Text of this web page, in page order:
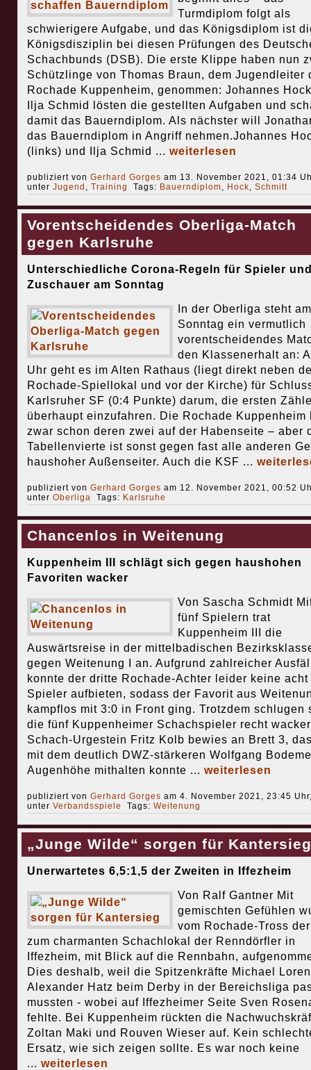
Turmdiplom folgt als
schwierigere Aufgabe, und das Königsdiplom ist
Königsdisziplin bei diesen Prüfungen des
Schachbunds (DSB). Die erste Klippe haben nun
Schützlinge von Thomas Braun, dem Jugendleiter
Rochade Kuppenheim, genommen: Johannes
Ilja Schmid lösten die gestellten Aufgaben und
damit das Bauerndiplom. Als nächster will
das Bauerndiplom in Angriff nehmen.Johannes
(links) und Ilja Schmid ... weiterlesen
publiziert von Gerhard Gorges am 13. November 2021, 01:34
unter Jugend , Training Tags: Bauerndiplom, Hock, Schmitt
Vorentscheidendes Oberliga-Match
gegen Karlsruhe
Unterschiedliche Corona-Regeln für Spieler
Zuschauer am Sonntag
In der Oberliga steht am
Sonntag ein vermutlich
vorentscheidendes
den Klassenerhalt an:
Uhr geht es im Alten Rathaus (liegt direkt neben
Rochade-Spiellokal und vor der Kirche) für
Karlsruher SF (0:4 Punkte) darum, die ersten
überhaupt einzufahren. Die Rochade Kuppenheim
zwar schon deren zwei auf der Habenseite – aber
Tabellenvierte ist sonst gegen fast alle anderen
haushoher Außenseiter. Auch die KSF ...
publiziert von Gerhard Gorges am 12. November 2021, 00:52
unter Oberliga Tags: Karlsruhe
Chancenlos in Weitenung
Kuppenheim III schlägt sich gegen haushohen
Favoriten wacker
Von Sascha Schmidt
fünf Spielern trat
Kuppenheim III die
Auswärtsreise in der mittelbadischen
gegen Weitenung I an. Aufgrund zahlreicher
konnte der dritte Rochade-Achter leider keine acht
Spieler aufbieten, sodass der Favorit aus
kampflos mit 3:0 in Front ging. Trotzdem schlugen
die fünf Kuppenheimer Schachspieler recht
Schach-Urgestein Fritz Kolb bewies an Brett 3,
mit dem deutlich DWZ-stärkeren Wolfgang
Augenhöhe mithalten konnte ... weiterlesen
publiziert von Gerhard Gorges am 4. November 2021, 23:45
unter Verbandsspiele Tags: Weitenung
„Junge Wilde“ sorgen für Kantersieg
Unerwartetes 6,5:1,5 der Zweiten in Iffezheim
Von Ralf Gantner Mit
gemischten Gefühlen
vom Rochade-Tross
zum charmanten Schachlokal der Renndörfler in
Iffezheim, mit Blick auf die Rennbahn,
Dies deshalb, weil die Spitzenkräfte Michael
Alexander Hatz beim Derby in der Bereichsliga
mussten - wobei auf Iffezheimer Seite Sven
fehlte. Bei Kuppenheim rückten die
Zoltan Maki und Rouven Wieser auf. Kein
Ersatz, wie sich zeigen sollte. Es war noch keine
... weiterlesen